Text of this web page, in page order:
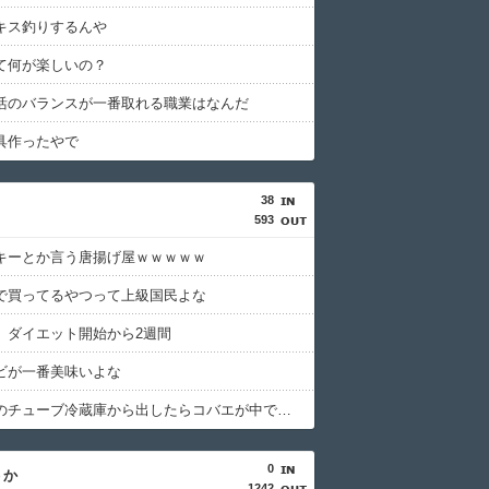
ス釣りするんや
何が楽しいの？
のバランスが一番取れる職業はなんだ
作ったやで
38
593
ーとか言う唐揚げ屋ｗｗｗｗｗ
買ってるやつって上級国民よな
ダイエット開始から2週間
が一番美味いよな
しょうがのチューブ冷蔵庫から出したらコバエが中で暴れてた
0
か